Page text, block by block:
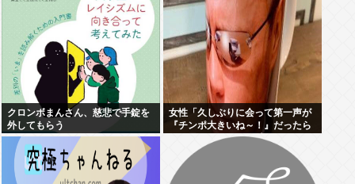
クロンボまんさん、慈悲で手錠を
外してもらう
女性「久しぶりに会って第一声が
『チンポ大きいね～！』だったら
どう思う？ おぱーい大きいねはそ
ういう事なんだよ。」